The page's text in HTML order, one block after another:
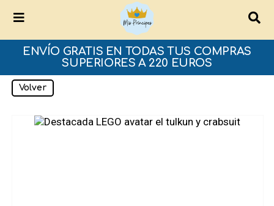
ENVÍO GRATIS EN TODAS TUS COMPRAS
SUPERIORES A 220 EUROS
Volver